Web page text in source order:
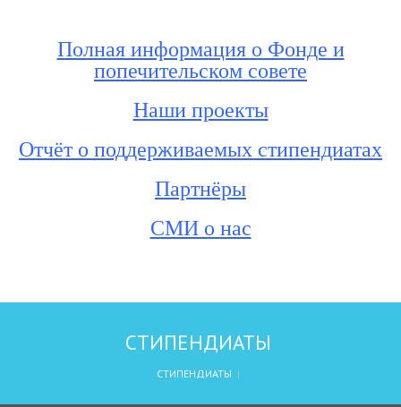
Полная информация о Фонде и
попечительском совете
Наши проекты
Отчёт о поддерживаемых стипендиатах
Партнёры
СМИ о нас
СТИПЕНДИАТЫ
СТИПЕНДИАТЫ |